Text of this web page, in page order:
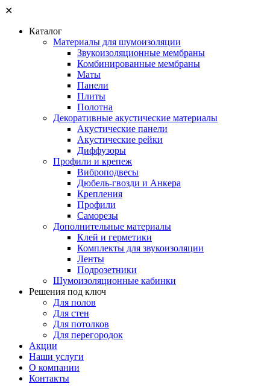
✕
Каталог
Материалы для шумоизоляции
Звукоизоляционные мембраны
Комбинированные мембраны
Маты
Панели
Плиты
Полотна
Декоративные акустические материалы
Акустические панели
Акустические рейки
Диффузоры
Профили и крепеж
Виброподвесы
Дюбель-гвозди и Анкера
Крепления
Профили
Саморезы
Дополнительные материалы
Клей и герметики
Комплекты для звукоизоляции
Ленты
Подрозетники
Шумоизоляционные кабинки
Решения под ключ
Для полов
Для стен
Для потолков
Для перегородок
Акции
Наши услуги
О компании
Контакты